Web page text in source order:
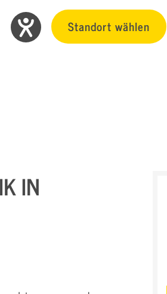
Standort wählen
IN